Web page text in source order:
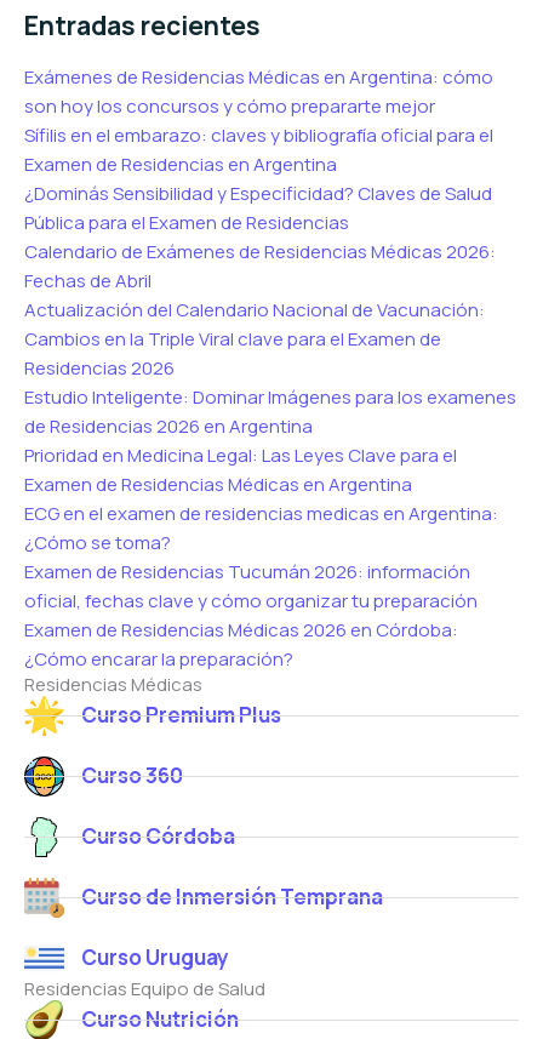
Entradas recientes
Exámenes de Residencias Médicas en Argentina: cómo
son hoy los concursos y cómo prepararte mejor
Sífilis en el embarazo: claves y bibliografía oficial para el
Examen de Residencias en Argentina
¿Dominás Sensibilidad y Especificidad? Claves de Salud
Pública para el Examen de Residencias
Calendario de Exámenes de Residencias Médicas 2026:
Fechas de Abril
Actualización del Calendario Nacional de Vacunación:
Cambios en la Triple Viral clave para el Examen de
Residencias 2026
Estudio Inteligente: Dominar Imágenes para los examenes
de Residencias 2026 en Argentina
Prioridad en Medicina Legal: Las Leyes Clave para el
Examen de Residencias Médicas en Argentina
ECG en el examen de residencias medicas en Argentina:
¿Cómo se toma?
Examen de Residencias Tucumán 2026: información
oficial, fechas clave y cómo organizar tu preparación
Examen de Residencias Médicas 2026 en Córdoba:
¿Cómo encarar la preparación?
Residencias Médicas
Curso Premium Plus
Curso 360
Curso Córdoba
Curso de Inmersión Temprana
Curso Uruguay
Residencias Equipo de Salud
Curso Nutrición